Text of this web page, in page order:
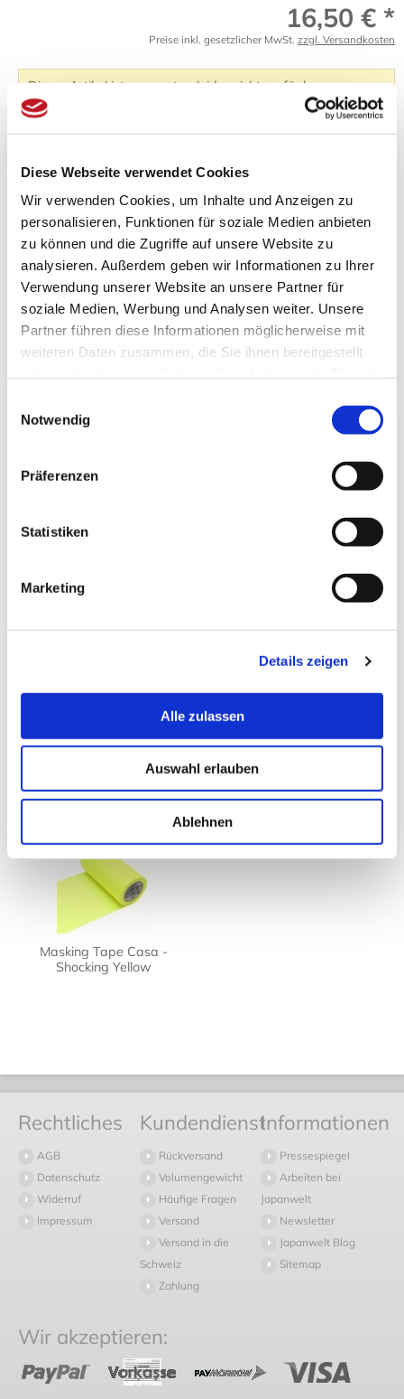
Diese Webseite verwendet Cookies
Wir verwenden Cookies, um Inhalte und Anzeigen zu
personalisieren, Funktionen für soziale Medien anbieten
zu können und die Zugriffe auf unsere Website zu
analysieren. Außerdem geben wir Informationen zu Ihrer
Verwendung unserer Website an unsere Partner für
soziale Medien, Werbung und Analysen weiter. Unsere
Partner führen diese Informationen möglicherweise mit
weiteren Daten zusammen, die Sie ihnen bereitgestellt
Notwendig
Präferenzen
Statistiken
Marketing
Details zeigen
Alle zulassen
Auswahl erlauben
Ablehnen
16,50 € *
Preise inkl. gesetzlicher MwSt. zzgl. Versandkosten
Dieser Artikel ist momentan leider nicht verfügbar.
Shocking Yellow"
Spezifikationen
Länge:
10 m
Breite:
10 cm
Höhe:
0,05 cm
Artikel­gewicht:
100 g
Versand­gewicht:
300 g
Kunden kauften auch:
ab 7,90 € *
- Green
ab 7,90 € *
Zuletzt angesehen
Masking Tape Casa -
Shocking Yellow
Rechtliches
AGB
Datenschutz
Widerruf
Impressum
Kundendienst
Rückversand
Volumengewicht
Häufige Fragen
Versand
Versand in die
Schweiz
Zahlung
Informationen
Pressespiegel
Arbeiten bei
Japanwelt
Newsletter
Japanwelt Blog
Sitemap
Wir akzeptieren: